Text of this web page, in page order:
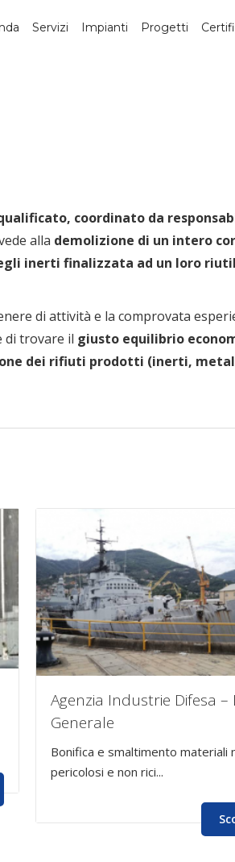
Servizi Impianti Progetti
coordinato da
alla demolizione di un intero
inerti finalizzata ad un loro
di attività e la comprovata
di trovare il giusto equilibrio
dei rifiuti prodotti (inerti,
Agenzia Industrie Difesa –
Generale
Bonifica e smaltimento materiali
pericolosi e non rici...